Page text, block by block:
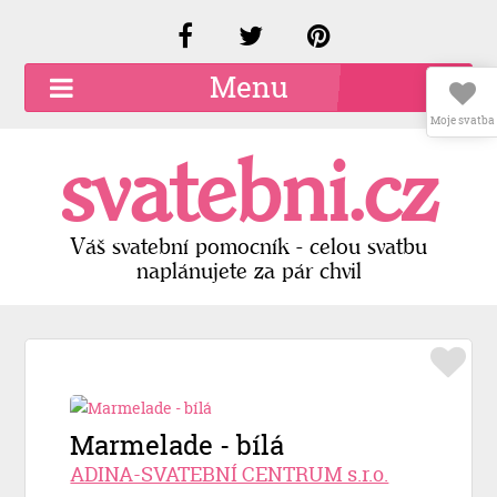
Menu
Kariéra
Kontakty
Přidat firmu
svatebni.cz
Váš svatební pomocník - celou svatbu
naplánujete za pár chvil
Marmelade - bílá
ADINA-SVATEBNÍ CENTRUM s.r.o.
Moje svatba